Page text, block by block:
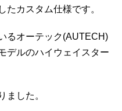
たカスタム仕様です。
るオーテック(AUTECH)
デルのハイウェイスター
ました。